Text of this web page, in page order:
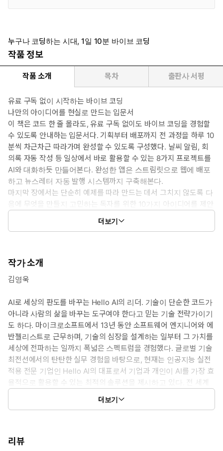
누구나 코딩하는 시대, 1일 10분 바이브 코딩
작품 정보
작품 소개 목차 출판사 서평
유료 구독 없이 시작하는 바이브 코딩
나만의 아이디어를 현실로 만드는 입문서
이 책은 코드 한 줄 몰라도, 유료 구독 없이도 바이브 코딩을 경험할
수 있도록 안내하는 입문서다. 기획부터 배포까지 전 과정을 하루 10
분씩 차근차근 따라가며 완성할 수 있도록 구성했다. 날씨 알림, 회
의록 자동 작성 등 일상에서 바로 활용할 수 있는 8가지 프로젝트를
AI와 대화하듯 만들어본다. 완성한 앱은 스트림릿으로 웹에 배포
하고 뉴스레터 자동 발행 시스템까지 구축해본다.
마지막 장에서는 단순히 예제를 따라 만드는 데서 그치지 않도록 다
음에 무엇을 만들지 고민하는 독자를 위한 10가지 아이디어를 제안
한다. 이 책에서 익힌 감각을 바탕으로 나만의 아이디어를 현실로
구현할 때 비로소 진정한 바이브 코더로 거듭날 것이다. 책이 끝나
더보기
작가 소개
김영욱
AI로 세상의 판도를 바꾸는 Hello AI의 리더. 기술이 단순한 코드가
아니라 사람의 삶을 바꾸는 도구여야 한다고 믿는 기술 전략가이기
도 하다. 마이크로소프트에서 13년 동안 소프트웨어 엔지니어와 에
반젤리스트로 근무하며, 기술의 심장을 설계하는 일부터 그 가치를
세상에 전파하는 일까지 폭넓은 스펙트럼을 경험했다. 글로벌 기술
최전선에서의 탄탄한 실무 경험을 바탕으로, 현재는 인공지능 실전
적용 전문 기업인 Hello AI의 대표로서 기업과 개인이 AI를 가장 효
율적으로 활용할 수 있는 최적의 솔루션을 제시하고 있다. 전 세계
리더 중 극소수에게만 허락되는 Microsoft Regional Director이자
AI MVP로 활동하며 글로벌 AI 트렌드를 주도하고 있다.
더보기
리뷰